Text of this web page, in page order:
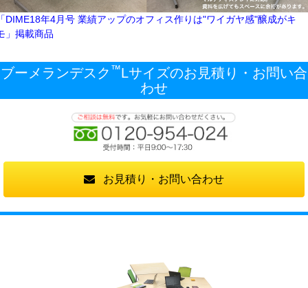
DIME18年4月号 業績アップのオフィス作りは"ワイガヤ感"醸成がキ
」掲載商品
ブーメランデスク ™Lサイズのお見積り・お問い合
わせ
お見積り・お問い合わせ